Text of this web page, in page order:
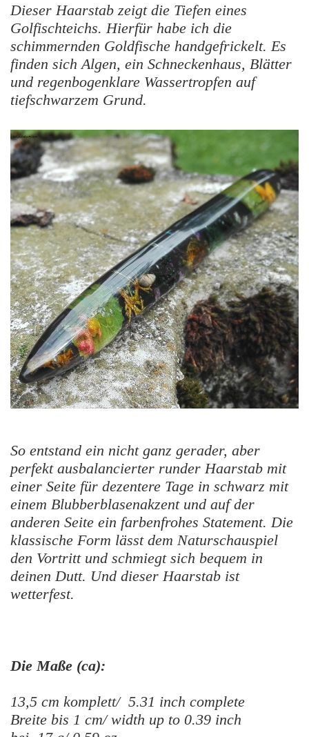
Dieser Haarstab zeigt die Tiefen eines
Golfischteichs. Hierfür habe ich die
schimmernden Goldfische handgefrickelt. Es
finden sich Algen, ein Schneckenhaus, Blätter
und regenbogenklare Wassertropfen auf
tiefschwarzem Grund.
So entstand ein nicht ganz gerader, aber
perfekt ausbalancierter runder Haarstab mit
einer Seite für dezentere Tage in schwarz mit
einem Blubberblasenakzent und auf der
anderen Seite ein farbenfrohes Statement. Die
klassische Form lässt dem Naturschauspiel
den Vortritt und schmiegt sich bequem in
deinen Dutt. Und dieser Haarstab ist
wetterfest.
Die Maße (ca):
13,5 cm komplett/ 5.31 inch complete
Breite bis 1 cm/ width up to 0.39 inch